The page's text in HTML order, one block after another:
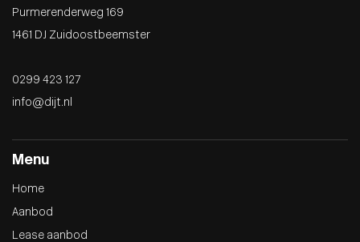
Purmerenderweg 169
1461 DJ Zuidoostbeemster
0299 423 127
info@dijt.nl
Menu
Home
Aanbod
Lease aanbod